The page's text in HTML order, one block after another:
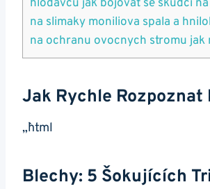
hlodavcu jak bojovat se skudci
na slimaky moniliova spala a
na ochranu ovocnych stromu jak
Jak Rychle Rozpoznat
„`html
Blechy: 5 Šokujících